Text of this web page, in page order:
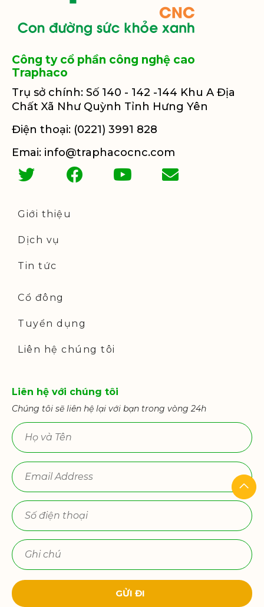
Công ty cổ phần công nghệ cao
Traphaco
Trụ sở chính: Số 140 - 142 -144 Khu A Địa
Chất Xã Như Quỳnh Tỉnh Hưng Yên
Điện thoại: (0221) 3991 828
Emai: info@traphacocnc.com
Giới thiệu
Dịch vụ
Tin tức
Cổ đông
Tuyển dụng
Liên hệ chúng tôi
Liên hệ với chúng tôi
Chúng tôi sẽ liên hệ lại với bạn trong vòng 24h